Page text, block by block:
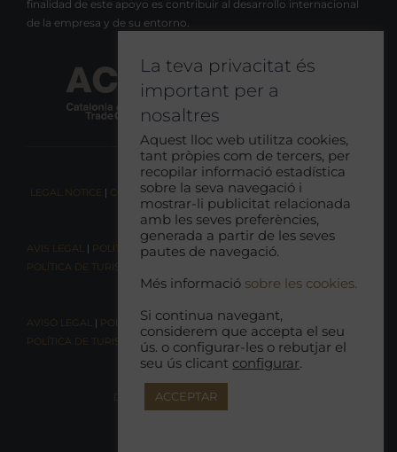
finalidad de este apoyo es contribuir al desarrollo internacional
de la empresa y de su entorno.
LEGAL NOTICE | COOKIE CONSENT|RESPONSIBLE TOURISM POLICY
AVIS LEGAL | POLÍTICA DE COOKIES| POLÍTICA DE PRIVACITAT
POLÍTICA DE TURISME RESPONSABLE
AVISO LEGAL | POLÍTICA DE COOKIES | POLÍTICA DE PRIVACIDAD
POLÍTICA DE TURISMO RESPONSABLE
DECLARACIÓN DE ACCESIBILIDAD
La teva privacitat és
important per a
nosaltres
Aquest lloc web utilitza cookies,
tant pròpies com de tercers, per
recopilar informació estadística
sobre la seva navegació i
mostrar-li publicitat relacionada
amb les seves preferències,
generada a partir de les seves
pautes de navegació.
Més informació sobre les cookies.
Si continua navegant,
considerem que accepta el seu
ús. o configurar-les o rebutjar el
seu ús clicant configurar.
ACCEPTAR